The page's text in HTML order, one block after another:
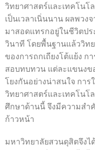
- - วิทยาศาสตร์เครื่องสำอาง
- - อาชีวอนามัยและความป
- - อนามัยสิ่งแวดล้อมและส
- - วิทยาศาสตร์การแพทย์
- - ความมั่นคงปลอดภัยไซเ
- - อุตสาหกรรมชีวภาพเพื่อธุ
วิทยาศาสตร์และเทคโน
เป็นเวลาเนิ่นนาน ผลพวง
มาสอดแทรกอยู่ในชีวิตปร
วินาที โดยพื้นฐานแล้ววิท
ของการถกเถียงโต้แย้ง ก
สอบทบทวน แต่ละแขนงข
โยงกันอย่างน่าสนใจ กา
วิทยาศาสตร์และเทคโนโ
ศึกษาด้านนี้ จึงมีความสำ
ก้าวหน้า
มหาวิทยาลัยสวนดุสิตจึงไ